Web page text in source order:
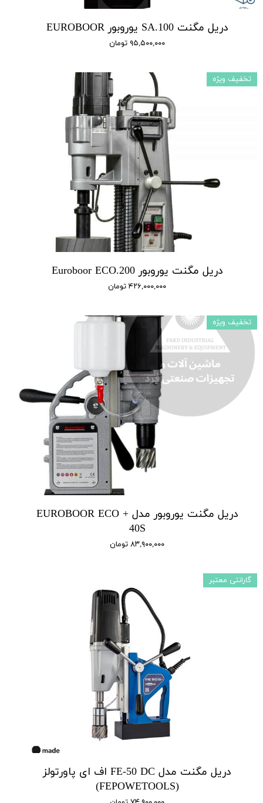
دریل مگنت SA.100 یوروبور EUROBOOR
۹۵,۵۰۰,۰۰۰ تومان
دریل مگنت یوروبور Euroboor ECO.200
۴۲۶,۰۰۰,۰۰۰ تومان
تخفیف ویژه
دریل مگنت یوروبور مدل + EUROBOOR ECO
40S
۸۳,۹۰۰,۰۰۰ تومان
تخفیف ویژه
دریل مگنت مدل FE-50 DC اف ای پاورتولز
(FEPOWETOOLS)
گارانتی معتبر